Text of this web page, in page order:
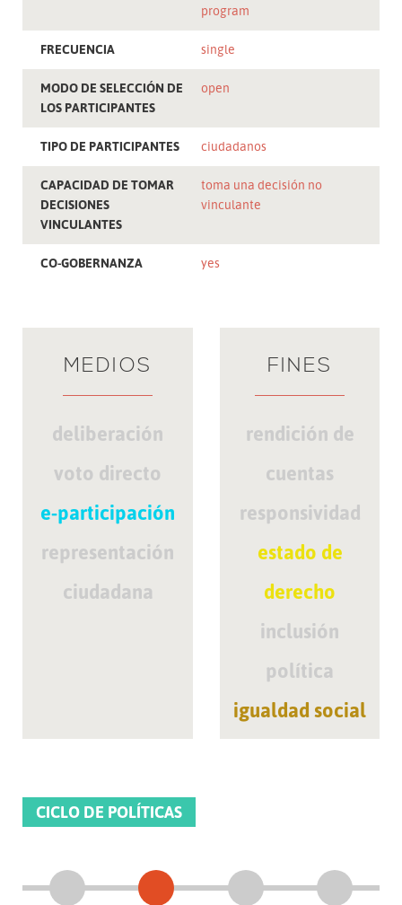
program
FRECUENCIA single
MODO DE SELECCIÓN DE
LOS PARTICIPANTES
open
TIPO DE PARTICIPANTES ciudadanos
CAPACIDAD DE TOMAR
DECISIONES
VINCULANTES
toma una decisión no
vinculante
CO-GOBERNANZA yes
MEDIOS
deliberación
voto directo
e-participación
representación
ciudadana
FINES
rendición de
cuentas
responsividad
estado de
derecho
inclusión
política
igualdad social
CICLO DE POLÍTICAS